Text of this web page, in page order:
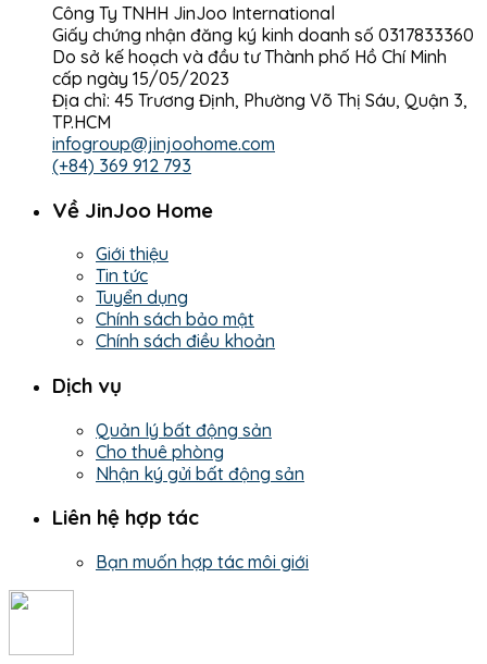
Công Ty TNHH JinJoo International
Giấy chứng nhận đăng ký kinh doanh số 0317833360
Do sở kế hoạch và đầu tư Thành phố Hồ Chí Minh
cấp ngày 15/05/2023
Địa chỉ: 45 Trương Định, Phường Võ Thị Sáu, Quận 3,
TP.HCM
infogroup@jinjoohome.com
(+84) 369 912 793
Về JinJoo Home
Giới thiệu
Tin tức
Tuyển dụng
Chính sách bảo mật
Chính sách điều khoản
Dịch vụ
Quản lý bất động sản
Cho thuê phòng
Nhận ký gửi bất động sản
Liên hệ hợp tác
Bạn muốn hợp tác môi giới